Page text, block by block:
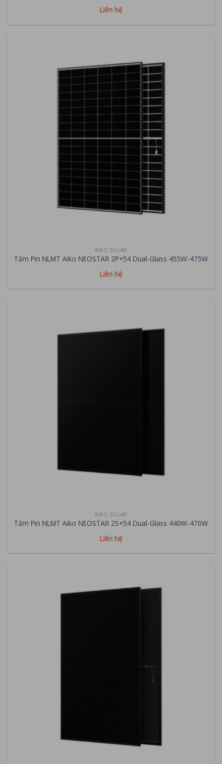
Liên hệ
AIKO SOLAR
Tấm Pin NLMT Aiko NEOSTAR 2P+54 Dual-Glass 455W-475W
Liên hệ
AIKO SOLAR
Tấm Pin NLMT Aiko NEOSTAR 2S+54 Dual-Glass 440W-470W
Liên hệ